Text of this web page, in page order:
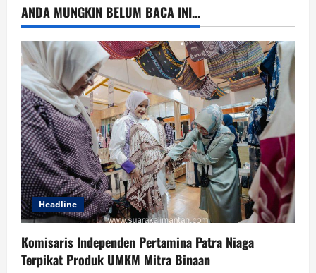
ANDA MUNGKIN BELUM BACA INI...
Headline
Komisaris Independen Pertamina Patra Niaga
Terpikat Produk UMKM Mitra Binaan